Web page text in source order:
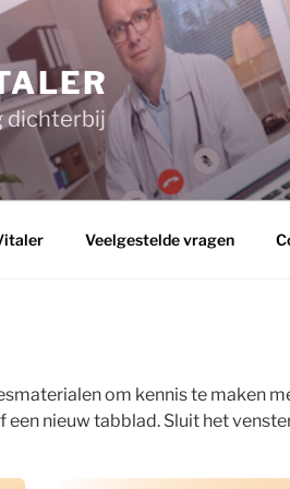
dichterbij
Veelgestelde vragen
om kennis te maken
nieuw tabblad. Sluit het